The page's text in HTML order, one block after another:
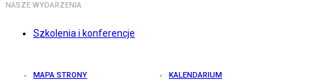
NASZE WYDARZENIA
Szkolenia i konferencje
MAPA STRONY KALENDARIUM